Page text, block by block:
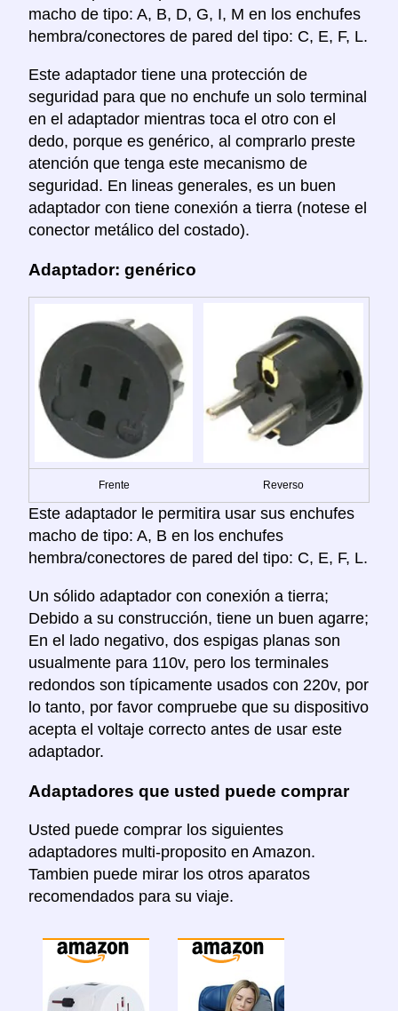
macho de tipo: A, B, D, G, I, M en los enchufes
hembra/conectores de pared del tipo: C, E, F, L.
Este adaptador tiene una protección de
seguridad para que no enchufe un solo terminal
en el adaptador mientras toca el otro con el
dedo, porque es genérico, al comprarlo preste
atención que tenga este mecanismo de
seguridad. En lineas generales, es un buen
adaptador con tiene conexión a tierra (notese el
conector metálico del costado).
Adaptador: genérico
Frente Reverso
Este adaptador le permitira usar sus enchufes
macho de tipo: A, B en los enchufes
hembra/conectores de pared del tipo: C, E, F, L.
Un sólido adaptador con conexión a tierra;
Debido a su construcción, tiene un buen agarre;
En el lado negativo, dos espigas planas son
usualmente para 110v, pero los terminales
redondos son típicamente usados con 220v, por
lo tanto, por favor compruebe que su dispositivo
acepta el voltaje correcto antes de usar este
adaptador.
Adaptadores que usted puede comprar
Usted puede comprar los siguientes
adaptadores multi-proposito en Amazon.
Tambien puede mirar los otros aparatos
recomendados para su viaje.